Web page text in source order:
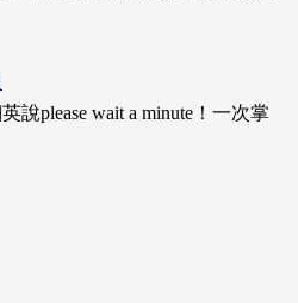
說please wait a minute！一次掌